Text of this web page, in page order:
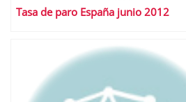
Tasa de paro España junio 2012